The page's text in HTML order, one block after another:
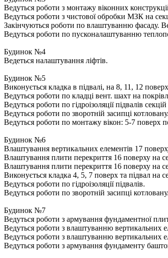
Ведуться роботи з монтажу віконних
Ведуться роботи з чистової обробки МЗК на
Закінчуються роботи по влаштуванню фасаду.
Ведуться роботи по пусконалаштуванню
Будинок №4
Ведеться налаштування ліфтів.
Будинок №5
Виконується кладка в підвалі, на 8, 11, 12
Ведуться роботи по кладці вент. шахт на
Ведуться роботи по гідроізоляції підвалів
Ведуться роботи по зворотній засипці котловану.
Ведуться роботи по монтажу вікон: 5-7 поверх
Будинок №6
Влаштування вертикальних елементів 17
Влаштування плити перекриття 16 поверху на
Влаштування плити перекриття 16 поверху на
Виконується кладка 4, 5, 7 поверх та підвал на
Ведуться роботи по гідроізоляції підвалів.
Ведуться роботи по зворотній засипці котловану.
Будинок №7
Ведуться роботи з армування фундаментної
Ведуться роботи з влаштуванню вертикальних
Ведуться роботи з влаштуванню вертикальних
Ведуться роботи з армування фундаменту